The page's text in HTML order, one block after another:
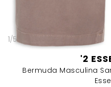
1/5
'2
Bermuda Masculina